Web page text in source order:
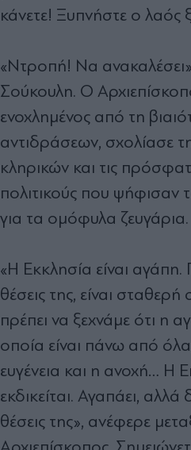
κάνετε! Ξυπνήστε ο λαός
«Ντροπή! Να
Σούκουλη. Ο
ενοχλημένος από τη
αντιδράσεων, σχολίασε
κληρικών και τις
πολιτικούς που ψήφισαν
για τα ομόφυλα ζευγάρια.
«Η Εκκλησία είναι αγάπη.
θέσεις της, είναι
πρέπει να ξεχνάμε ότι η
οποία είναι πάνω από
ευγένεια και η ανοχή… Η
εκδικείται. Αγαπάει, αλλά
θέσεις της», ανέφερε